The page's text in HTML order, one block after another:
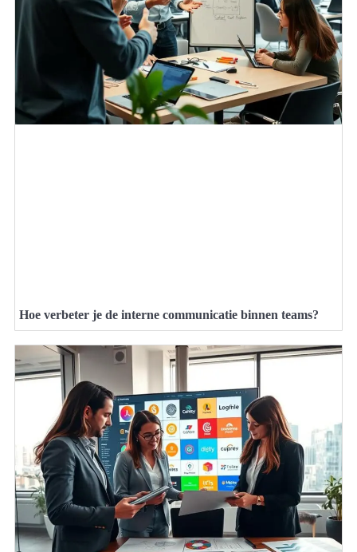
Hoe verbeter je de interne communicatie binnen teams?